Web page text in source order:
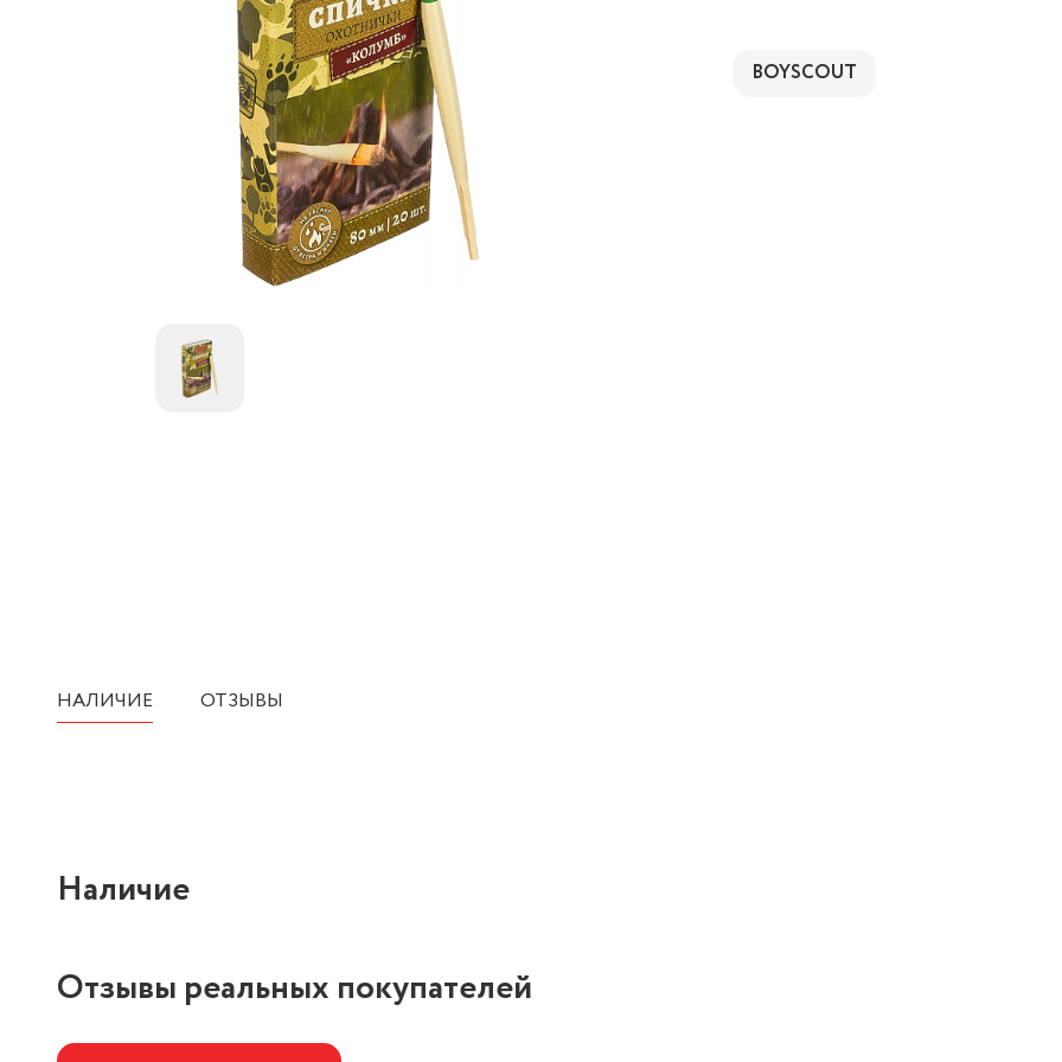
BOYSCOUT
НАЛИЧИЕ ОТЗЫВЫ
Наличие
Отзывы реальных покупателей